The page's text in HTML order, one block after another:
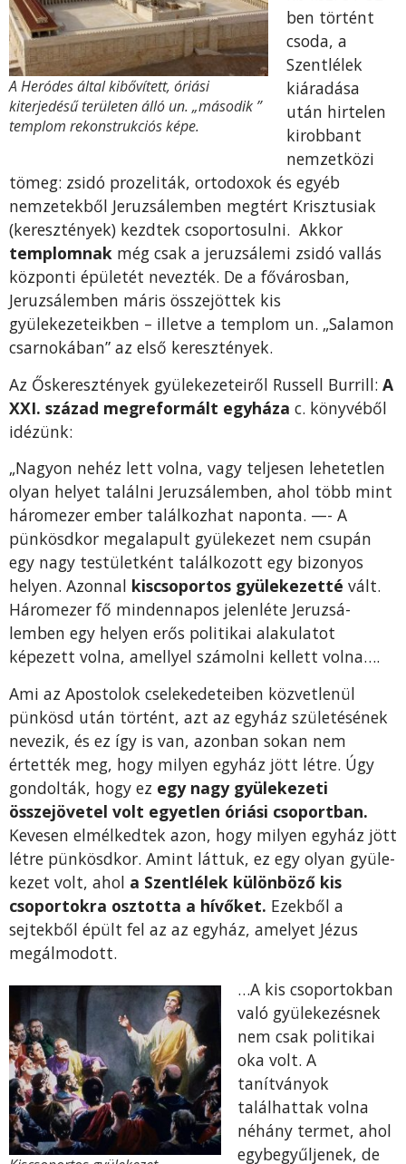
A Heródes által kibővített, óriási
kiterjedésű területen álló un. „második ”
templom rekonstrukciós képe.
ben történt
csoda, a
Szentlélek
kiáradása
után hirtelen
kirobbant
nemzetközi
tömeg: zsidó prozeliták, ortodoxok és egyéb
nemzetekből Jeruzsálemben megtért Krisztusiak
(keresztények) kezdtek csoportosulni. Akkor
templomnak még csak a jeruzsálemi zsidó vallás
központi épületét nevezték. De a fővárosban,
Jeruzsálemben máris összejöttek kis
gyülekezeteikben – illetve a templom un. „Salamon
csarnokában” az első keresztények.
Az Őskeresztények gyülekezeteiről Russell Burrill: A
XXI. század megreformált egyháza c. könyvéből
idézünk:
„Nagyon nehéz lett volna, vagy tel­jesen lehetetlen
olyan helyet találni Jeruzsálemben, ahol több mint
háromezer ember találkozhat naponta. —- A
pünkösdkor megalapult gyülekezet nem csupán
egy nagy tes­tületként találkozott egy bizonyos
helyen. Azonnal kiscsoportos gyülekezetté vált.
Háromezer fő mindennapos jelenléte Jeruzsá­
lemben egy helyen erős politikai alakulatot
képezett volna, amellyel számolni kellett volna….
Ami az Apostolok cselekedeteiben közvetlenül
pünkösd után történt, azt az egyház születésének
nevezik, és ez így is van, azon­ban sokan nem
értették meg, hogy milyen egyház jött létre. Úgy
gondolták, hogy ez egy nagy gyülekezeti
összejövetel volt egyet­len óriási csoportban.
Kevesen elmélkedtek azon, hogy milyen egyház jött
létre pünkösdkor. Amint láttuk, ez egy olyan gyüle­
kezet volt, ahol a Szentlélek különböző kis
csoportokra osztotta a hívőket. Ezekből a
sejtekből épült fel az az egyház, amelyet Jé­zus
megálmodott.
…A kis csoportokban
való gyülekezésnek
nem csak politikai
oka volt. A
tanítványok
találhattak volna
néhány termet, ahol
egybe­gyűljenek, de